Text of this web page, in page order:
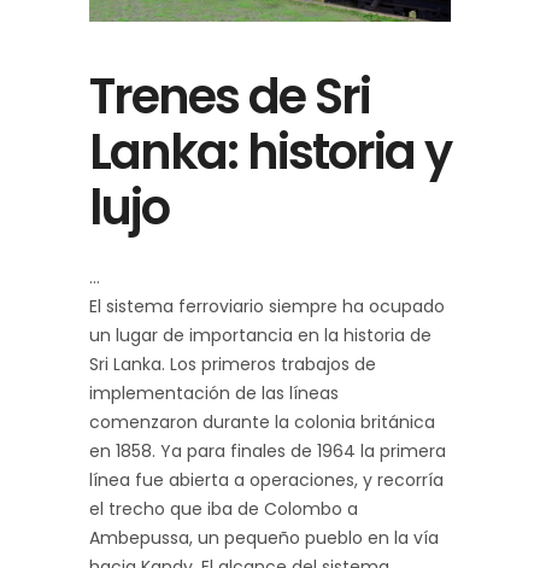
Trenes de Sri
Lanka: historia y
lujo
El sistema ferroviario siempre ha ocupado
un lugar de importancia en la historia de
Sri Lanka. Los primeros trabajos de
implementación de las líneas
comenzaron durante la colonia británica
en 1858. Ya para finales de 1964 la primera
línea fue abierta a operaciones, y recorría
el trecho que iba de Colombo a
Ambepussa, un pequeño pueblo en la vía